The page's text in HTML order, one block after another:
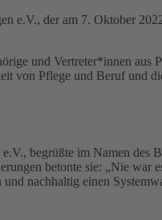
e.V., der am 7. Oktober
und Vertreter*innen aus
von Pflege und Beruf und
begrüßte im Namen des
betonte sie: „Nie war
nachhaltig einen